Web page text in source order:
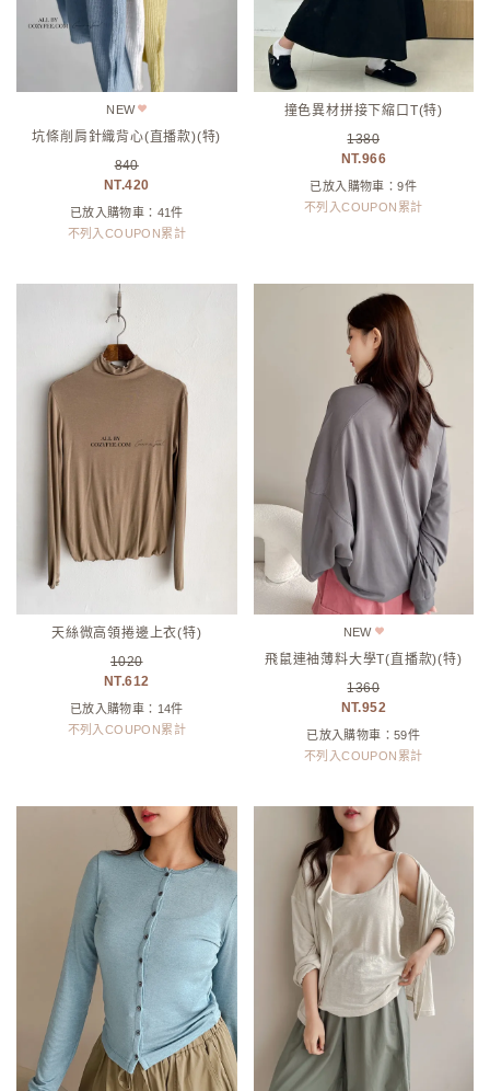
NEW
坑條削肩針織背心(直播款)(特)
840
420
已放入購物車：41件
不列入COUPON累計
撞色異材拼接下縮口T(特)
1380
966
已放入購物車：9件
不列入COUPON累計
天絲微高領捲邊上衣(特)
1020
612
已放入購物車：14件
不列入COUPON累計
NEW
飛鼠連袖薄料大學T(直播款)(特)
1360
952
已放入購物車：59件
不列入COUPON累計